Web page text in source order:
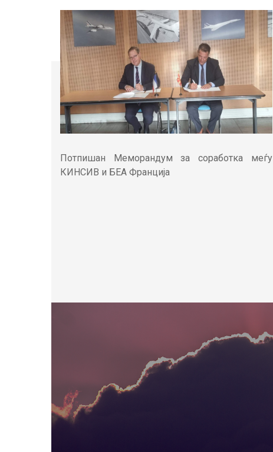
Потпишан Меморандум за соработка меѓу
КИНСИВ и БЕА Франција